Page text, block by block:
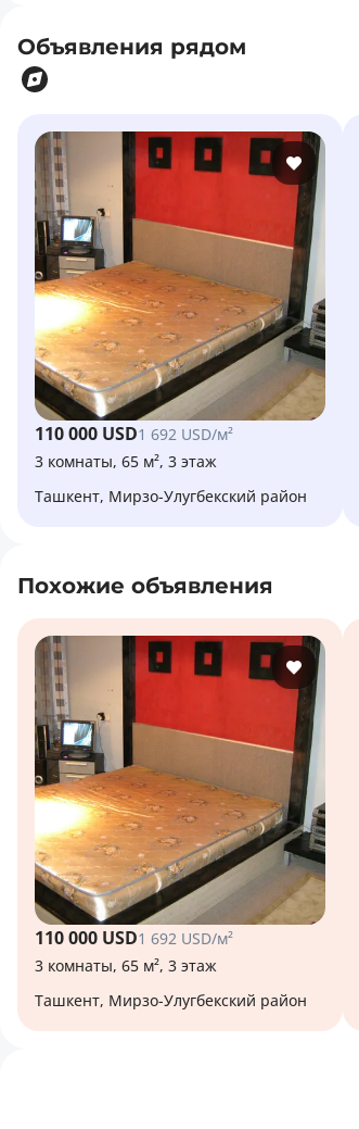
Объявления рядом
110 000 USD1 692 USD/м²
3 комнаты, 65 м², 3 этаж
Ташкент, Мирзо-Улугбекский район
Похожие объявления
110 000 USD1 692 USD/м²
3 комнаты, 65 м², 3 этаж
Ташкент, Мирзо-Улугбекский район